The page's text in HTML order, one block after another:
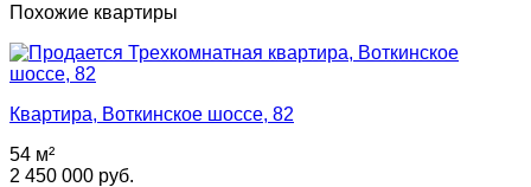
Похожие квартиры
Квартира, Воткинское шоссе, 82
54 м²
2 450 000 руб.